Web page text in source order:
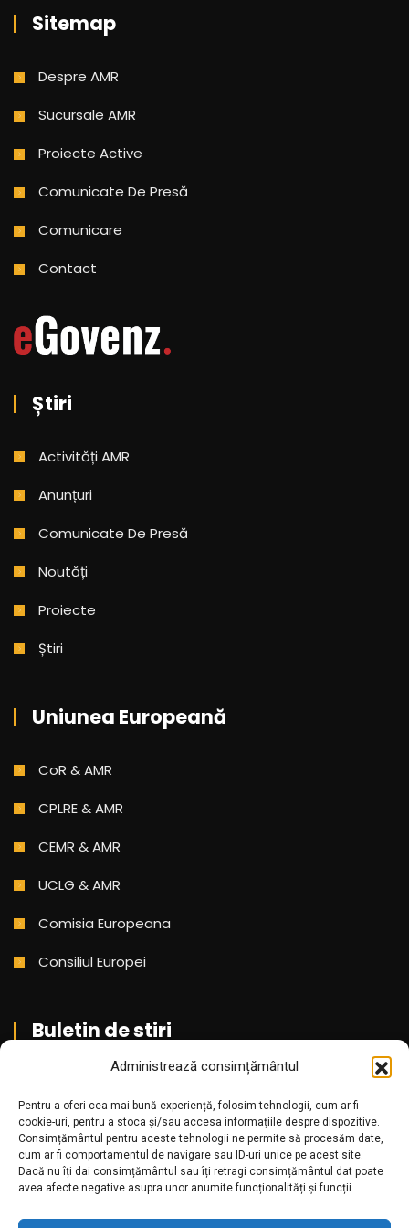
Administrează consimțământul
Pentru a oferi cea mai bună experiență, folosim tehnologii, cum ar fi
cookie-uri, pentru a stoca și/sau accesa informațiile despre dispozitive.
Consimțământul pentru aceste tehnologii ne permite să procesăm date,
cum ar fi comportamentul de navigare sau ID-uri unice pe acest site.
Dacă nu îți dai consimțământul sau îți retragi consimțământul dat poate
avea afecte negative asupra unor anumite funcționalități și funcții.
Sitemap
Despre AMR
Sucursale AMR
Proiecte Active
Comunicate De Presă
Comunicare
Contact
Știri
Activități AMR
Anunțuri
Comunicate De Presă
Noutăți
Proiecte
Știri
Uniunea Europeană
CoR & AMR
CPLRE & AMR
CEMR & AMR
UCLG & AMR
Comisia Europeana
Consiliul Europei
Buletin de stiri
Aboneaza-te pentru a primi cele mai noi stiri din partea
noastra!